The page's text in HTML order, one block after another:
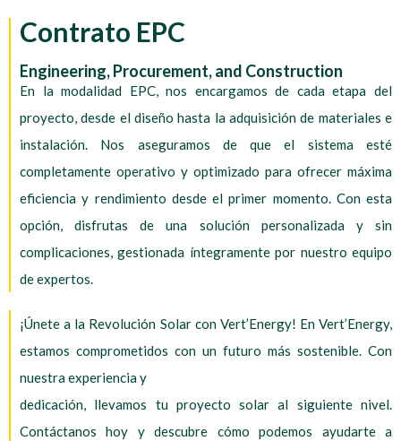
Contrato EPC
Engineering, Procurement, and Construction
En la modalidad EPC, nos encargamos de cada etapa del
proyecto, desde el diseño hasta la adquisición de materiales e
instalación. Nos aseguramos de que el sistema esté
completamente operativo y optimizado para ofrecer máxima
eficiencia y rendimiento desde el primer momento. Con esta
opción, disfrutas de una solución personalizada y sin
complicaciones, gestionada íntegramente por nuestro equipo
de expertos.
¡Únete a la Revolución Solar con Vert’Energy! En Vert’Energy,
estamos comprometidos con un futuro más sostenible. Con
nuestra experiencia y
dedicación, llevamos tu proyecto solar al siguiente nivel.
Contáctanos hoy y descubre cómo podemos ayudarte a